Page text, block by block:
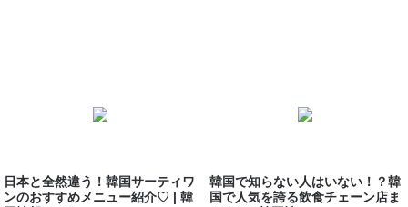
日本と全然違う！韓国サーティワ
ンのおすすめメニュー紹介♡ | 韓
韓国で知らない人はいない！？韓
国で人気を誇る飲食チェーン店ま